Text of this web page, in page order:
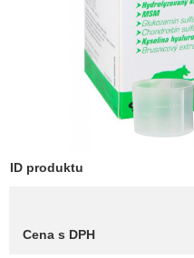
ID produktu
Cena s DPH